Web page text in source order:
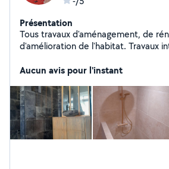
Présentation
Tous travaux d'aménagement, de
d'amélioration de l'habitat. Travaux
Aucun avis pour l'instant